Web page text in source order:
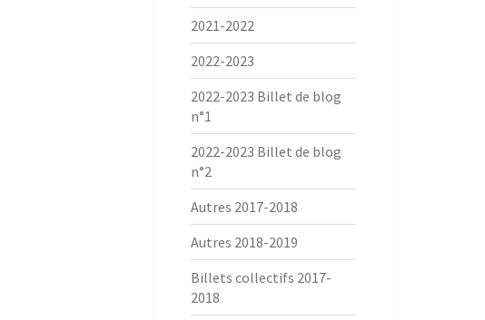
2021-2022
2022-2023
2022-2023 Billet de blog
n°1
2022-2023 Billet de blog
n°2
Autres 2017-2018
Autres 2018-2019
Billets collectifs 2017-
2018